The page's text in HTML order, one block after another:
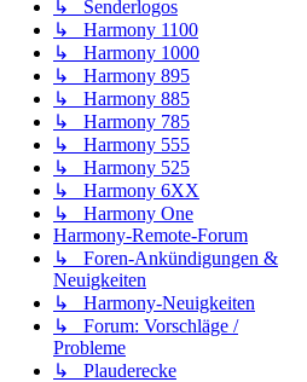
↳ Senderlogos
↳ Harmony 1100
↳ Harmony 1000
↳ Harmony 895
↳ Harmony 885
↳ Harmony 785
↳ Harmony 555
↳ Harmony 525
↳ Harmony 6XX
↳ Harmony One
Harmony-Remote-Forum
↳ Foren-Ankündigungen &
Neuigkeiten
↳ Harmony-Neuigkeiten
↳ Forum: Vorschläge /
Probleme
↳ Plauderecke